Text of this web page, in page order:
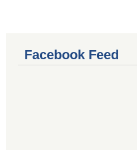
Facebook Feed